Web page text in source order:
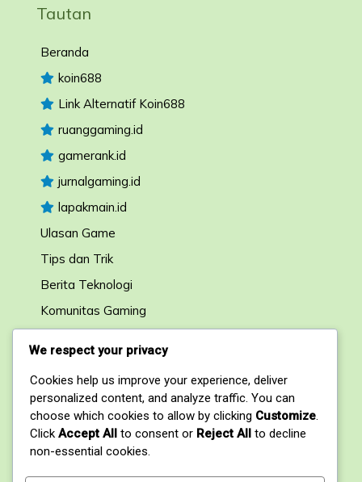
Tautan
Beranda
koin688
Link Alternatif Koin688
ruanggaming.id
gamerank.id
jurnalgaming.id
lapakmain.id
Ulasan Game
Tips dan Trik
Berita Teknologi
Komunitas Gaming
Kontak
1, My Address, My Street, New York City, NY,
USA
+1234567890
We respect your privacy
Cookies help us improve your experience, deliver
personalized content, and analyze traffic. You can
choose which cookies to allow by clicking Customize.
Click Accept All to consent or Reject All to decline
non-essential cookies.